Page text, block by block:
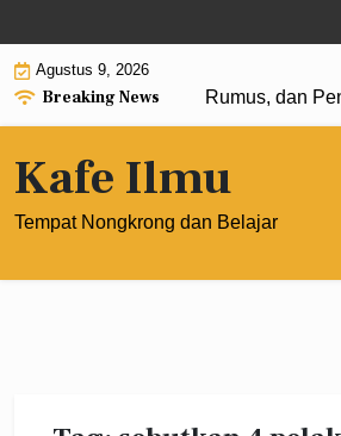
to
contentAgustus 9, 2026
Breaking News
0: Pengertian, Rumus, dan
Kafe Ilmu
Tempat Nongkrong dan Belajar